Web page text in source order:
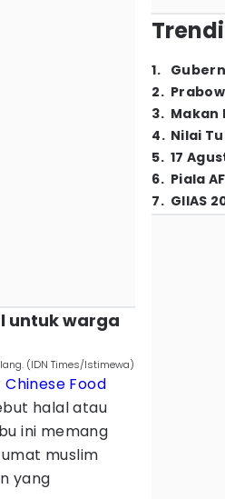
untuk warga
(IDN Times/Istimewa)
Chinese Food
halal atau
ini memang
muslim
yang
1.
2.
3. Makan
4. Nilai
5. 17
6. Piala
7. GIIAS